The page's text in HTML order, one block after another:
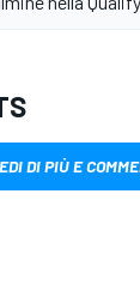
DI PIÙ E